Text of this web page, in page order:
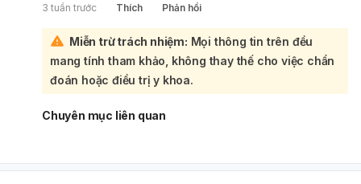
thần khác, và cần gặp bác sĩ chuyên khoa tâm thần càng
sớm càng tốt. Nếu em đang có ý định làm hại bản thân
ngay bây giờ, hãy gọi cấp cứu 115 hoặc nhờ người thân
đưa đến khoa Cấp cứu gần nhất ngay lập tức. Hãy báo
ngay cho một người em tin tưởng, ở cạnh họ, và cất xa
các vật có thể dùng để tự làm đau mình. Em không cần
phải chịu đựng một mình, và tình trạng này có thể điều trị
3 tuần trước Thích Phản hồi
Miễn trừ trách nhiệm: Mọi thông tin trên đều
mang tính tham khảo, không thay thế cho việc chẩn
đoán hoặc điều trị y khoa.
Chuyên mục liên quan